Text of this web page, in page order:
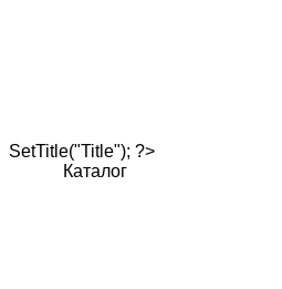
SetTitle("Title"); ?>
Каталог